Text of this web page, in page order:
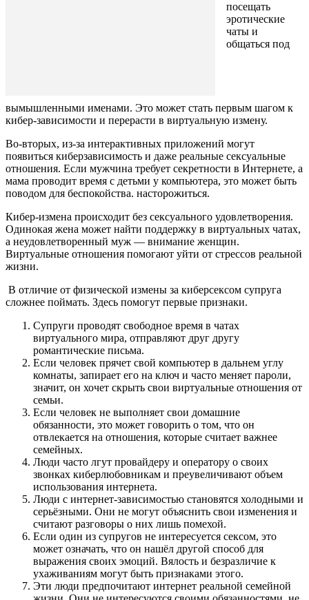
посещать
эротические
чаты и
общаться под
вымышленными именами. Это может стать первым шагом к
кибер-зависимости и перерасти в виртуальную измену.
Во-вторых, из-за интерактивных приложений могут
появиться киберзависимость и даже реальные сексуальные
отношения. Если мужчина требует секретности в Интернете, а
мама проводит время с детьми у компьютера, это может быть
поводом для беспокойства. насторожиться.
Кибер-измена происходит без сексуального удовлетворения.
Одинокая жена может найти поддержку в виртуальных чатах,
а неудовлетворенный муж — внимание женщин.
Виртуальные отношения помогают уйти от стрессов реальной
жизни.
В отличие от физической измены за киберсексом супруга
сложнее поймать. Здесь помогут первые признаки.
Супруги проводят свободное время в чатах
виртуального мира, отправляют друг другу
романтические письма.
Если человек прячет свой компьютер в дальнем углу
комнаты, запирает его на ключ и часто меняет пароли,
значит, он хочет скрыть свои виртуальные отношения от
семьи.
Если человек не выполняет свои домашние
обязанности, это может говорить о том, что он
отвлекается на отношения, которые считает важнее
семейных.
Люди часто лгут провайдеру и оператору о своих
звонках киберлюбовникам и преувеличивают объем
использования интернета.
Люди с интернет-зависимостью становятся холодными и
серьёзными. Они не могут объяснить свои изменения и
считают разговоры о них лишь помехой.
Если один из супругов не интересуется сексом, это
может означать, что он нашёл другой способ для
выражения своих эмоций. Вялость и безразличие к
ухаживаниям могут быть признаками этого.
Эти люди предпочитают интернет реальной семейной